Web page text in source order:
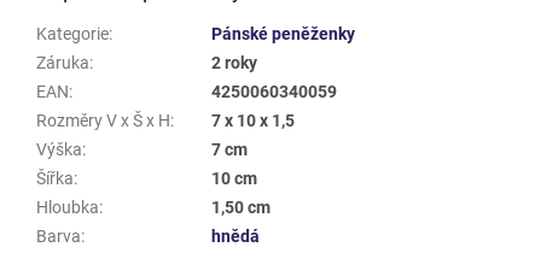
Kategorie:
Pánské peněženky
Záruka:
2 roky
EAN:
4250060340059
Rozměry V x Š x H:
7 x 10 x 1,5
Výška:
7 cm
Šířka:
10 cm
Hloubka:
1,50 cm
Barva:
hnědá